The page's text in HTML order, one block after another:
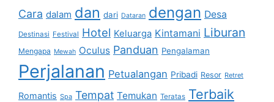
Cara dalam dan dari Dataran dengan Desa
Destinasi Festival Hotel Keluarga Kintamani Liburan
Mengapa Mewah Oculus Panduan Pengalaman
Perjalanan Petualangan Pribadi Resor Retret
Romantis Spa Tempat Temukan Teratas Terbaik